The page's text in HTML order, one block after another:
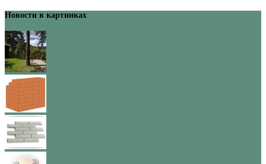
Новости в картинках